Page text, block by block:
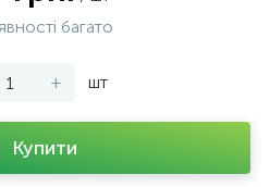
багато
+ шт
Купити